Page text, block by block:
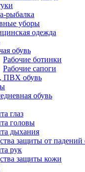
рыбалка
уборы
одежда
обувь
Рабочие ботинки
Рабочие сапоги
ПВХ обувь
обувь
глаз
головы
дыхания
защиты от
рук
защиты кожи